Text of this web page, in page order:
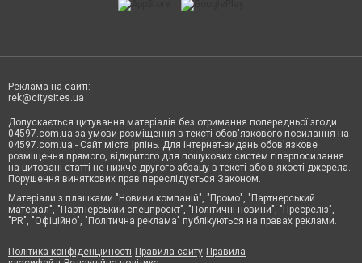
Реклама на сайті:
rek@citysites.ua
Допускається цитування матеріалів без отримання попередньої згоди
04597.com.ua за умови розміщення в тексті обов'язкового посилання на
04597.com.ua - Сайт міста Ірпінь. Для інтернет-видань обов'язкове
розміщення прямого, відкритого для пошукових систем гіперпосилання
на цитовані статті не нижче другого абзацу в тексті або в якості джерела.
Порушення виняткових прав переслідується Законом.
Матеріали з плашками "Новини компаній", "Промо", "Партнерський
матеріал", "Партнерський спецпроєкт", "Політичні новини", "Пресреліз",
"PR", "Офіційно", "Політична реклама" публікуються на правах реклами.
Політика конфіденційності Правила сайту Правила